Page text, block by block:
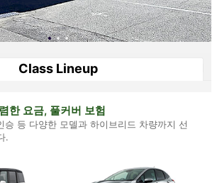
Class Lineup
한 요금, 풀커버 보험
승 등 다양한 모델과 하이브리드 차량까지 선
.